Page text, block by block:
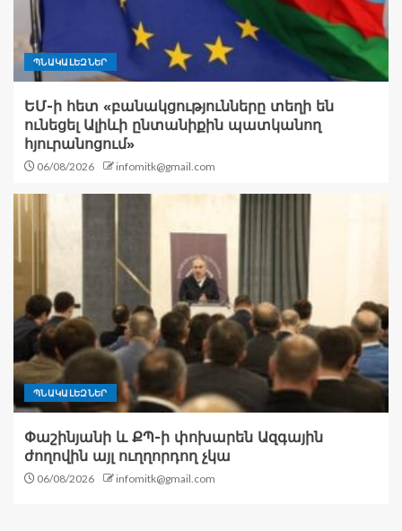
ՊՆԱԿԱԼԵԶՆԵՐ
ԵՄ-ի հետ «բանակցությունները տեղի են
ունեցել Ալիևի ընտանիքին պատկանող
հյուրանոցում»
06/08/2026 infomitk@gmail.com
ՊՆԱԿԱԼԵԶՆԵՐ
Փաշինյանի և ՔՊ-ի փոխարեն Ազգային
ժողովին այլ ուղղորդող չկա
06/08/2026 infomitk@gmail.com